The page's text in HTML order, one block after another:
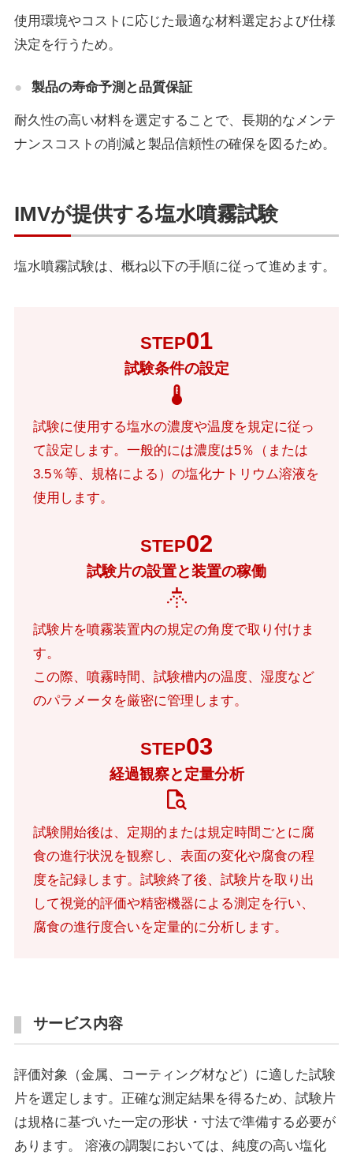
使用環境やコストに応じた最適な材料選定および仕様
決定を行うため。
製品の寿命予測と品質保証
耐久性の高い材料を選定することで、長期的なメンテ
ナンスコストの削減と製品信頼性の確保を図るため。
IMVが提供する塩水噴霧試験
塩水噴霧試験は、概ね以下の手順に従って進めます。
STEP01
試験条件の設定
試験に使用する塩水の濃度や温度を規定に従っ
て設定します。一般的には濃度は5％（または
3.5％等、規格による）の塩化ナトリウム溶液を
使用します。
STEP02
試験片の設置と装置の稼働
試験片を噴霧装置内の規定の角度で取り付けま
す。
この際、噴霧時間、試験槽内の温度、湿度など
のパラメータを厳密に管理します。
STEP03
経過観察と定量分析
試験開始後は、定期的または規定時間ごとに腐
食の進行状況を観察し、表面の変化や腐食の程
度を記録します。試験終了後、試験片を取り出
して視覚的評価や精密機器による測定を行い、
腐食の進行度合いを定量的に分析します。
サービス内容
評価対象（金属、コーティング材など）に適した試験
片を選定します。正確な測定結果を得るため、試験片
は規格に基づいた一定の形状・寸法で準備する必要が
あります。 溶液の調製においては、純度の高い塩化